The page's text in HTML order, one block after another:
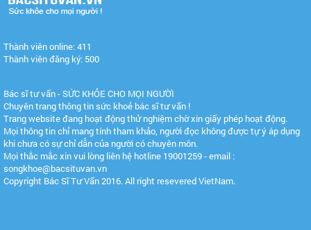
Thành viên online: 411
Thành viên đăng ký: 500
Bác sĩ tư vấn - SỨC KHỎE CHO MỌI NGƯỜI
Chuyên trang thông tin sức khoẻ bác sĩ tư vấn !
Trang website đang hoạt động thử nghiệm chờ xin giấy phép hoạt động.
Mọi thông tin chỉ mang tính tham khảo, người đọc không được tự ý áp dụng
khi chưa có sự chỉ dẫn của người có chuyên môn.
Mọi thắc mắc xin vui lòng liên hệ hotline 19001259 - email :
songkhoe@bacsituvan.vn
Copyright Bác Sĩ Tư Vấn 2016. All right resevered VietNam.